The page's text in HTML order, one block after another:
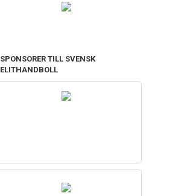
SPONSORER TILL SVENSK
ELITHANDBOLL